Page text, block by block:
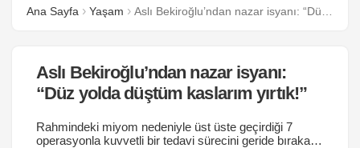
Danla Bilic ile Reynmen Miami’de tatilde
Ana Sayfa Yaşam
Aslı Bekiroğlu’ndan nazar isyanı:
“Düz yolda düştüm kaslarım yırtık!”
Rahmindeki miyom nedeniyle üst üste geçirdiği 7
operasyonla kuvvetli bir tedavi sürecini geride bırakan